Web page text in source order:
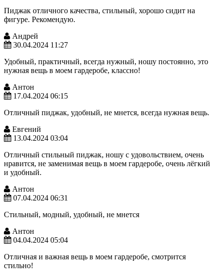
Пиджак отличного качества, стильный, хорошо сидит на
фигуре. Рекомендую.
Андрей
30.04.2024 11:27
Удобный, практичный, всегда нужный, ношу постоянно, это
нужная вещь в моем гардеробе, классно!
Антон
17.04.2024 06:15
Отличный пиджак, удобный, не мнется, всегда нужная вещь.
Евгений
13.04.2024 03:04
Отличный стильный пиджак, ношу с удовольствием, очень
нравится, не заменимая вещь в моем гардеробе, очень лёгкий
и удобный.
Антон
07.04.2024 06:31
Стильный, модный, удобный, не мнется
Антон
04.04.2024 05:04
Отличная и важная вещь в моем гардеробе, смотрится
стильно!